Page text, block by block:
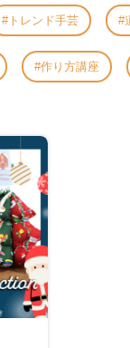
トレンド手芸
作り方講座